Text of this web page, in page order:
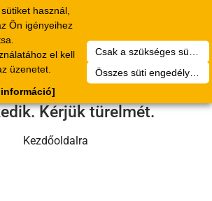
használ,
Ön igényeihez
el kell
üzenetet.
Összes süti engedélyezése
hiba történt.
hamarosan
Kérjük türelmét.
Kezdőoldalra